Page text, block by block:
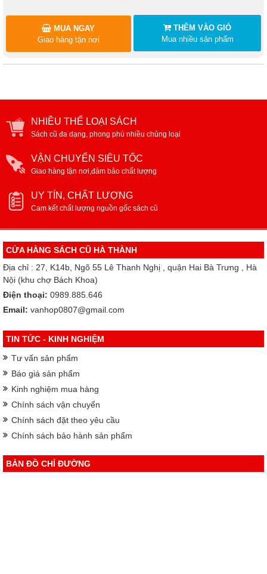
THÊM VÀO GIỎ
Mua nhiều sản phẩm
MUA NGAY
Giao hàng tận nơi
NHIỀU THỂ LOẠI SÁCH
Sách cũ đa dạng, phong phú nhiều chủng loại
VẬN CHUYỂN SIÊU TỐC
Giao hàng tận nơi,đảm bảo chất lượng
UY TÍN, CHẤT LƯỢNG
Cam kết chất lượng nguồn gốc sách cũ
CỬA HÀNG SÁCH CŨ HÀ THÀNH
Địa chỉ : 27, K14b, Ngõ 55 Lê Thanh Nghị , quận Hai Bà Trưng , Hà
Nội (khu chợ Bách Khoa)
Điện thoại: 0989.885.646
Email: vanhop0807@gmail.com
TIN TỨC - KINH NGHIỆM
Tư vấn sản phẩm
Báo giá sản phẩm
Kinh nghiệm mua hàng
Chính sách vận chuyển
Chính sách đặt theo yêu cầu
Chính sách bảo hành sản phẩm
BẢN ĐỒ CHỈ ĐƯỜNG